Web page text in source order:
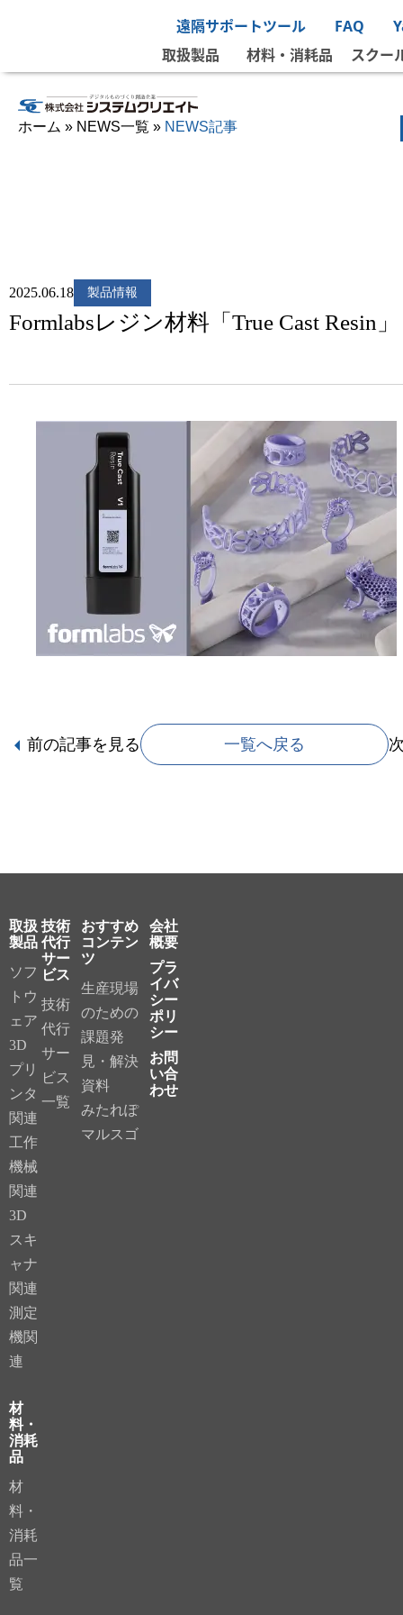
遠隔サポートツール FAQ
取扱製品
材料・消耗品 スクー
ホーム » NEWS一覧 » NEWS記事
2025.06.18 製品情報
Formlabsレジン材料「True Cast Resin
前の記事を見る 一覧へ戻る
取扱
製品
ソフ
トウ
ェア
3D
プリ
ンタ
関連
工作
機械
関連
3D
スキ
ャナ
関連
測定
機関
連
材
料・
消耗
品
材
料・
消耗
品一
覧
技術
代行
サー
ビス
技術
代行
サー
ビス
一覧
おすすめ
コンテン
ツ
生産現場
のための
課題発
見・解決
資料
みたれぽ
マルスゴ
会社
概要
プラ
イバ
シー
ポリ
シー
お問
い合
わせ